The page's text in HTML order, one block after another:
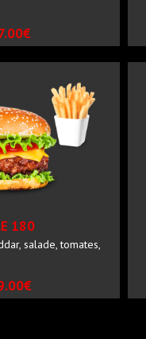
180
salade, tomates,